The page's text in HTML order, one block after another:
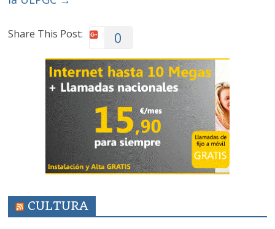
Share This Post: 0
CULTURA